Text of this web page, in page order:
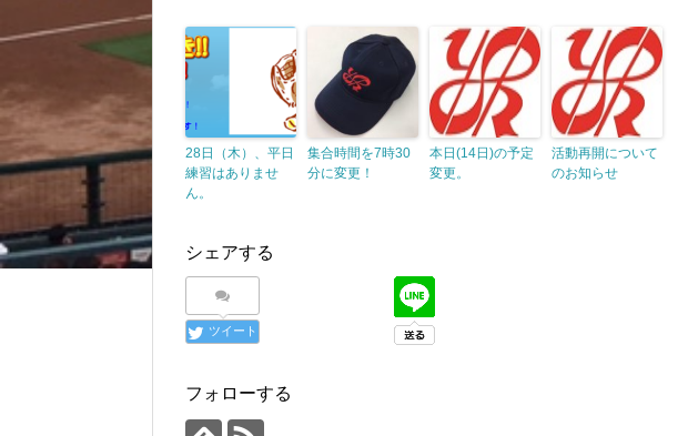
28日（木）、平日
練習はありませ
ん。
集合時間を7時30
分に変更！
本日(14日)の予定
変更。
活動再開について
のお知らせ
シェアする
ツイート
フォローする